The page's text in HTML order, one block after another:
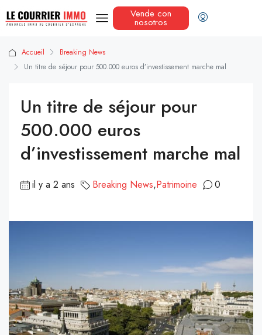
Vende con
nosotros
Accueil
Breaking News
Un titre de séjour pour 500.000 euros d’investissement marche mal
Un titre de séjour pour
500.000 euros
d’investissement marche mal
il y a 2 ans Breaking News,Patrimoine 0